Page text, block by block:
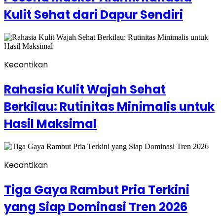
Kulit Sehat dari Dapur Sendiri
Kecantikan
Rahasia Kulit Wajah Sehat
Berkilau: Rutinitas Minimalis untuk
Hasil Maksimal
Kecantikan
Tiga Gaya Rambut Pria Terkini
yang Siap Dominasi Tren 2026